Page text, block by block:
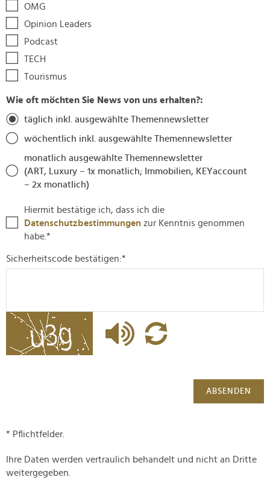
Wir verwenden Cookies, um Inhalte und Anzeigen zu
personalisieren, Funktionen für soziale Medien anbieten
zu können und die Zugriffe auf unsere Website zu
analysieren. Außerdem geben wir Informationen zu Ihrer
Verwendung unserer Website an unsere Partner für
soziale Medien, Werbung und Analysen weiter. Unsere
haben oder die sie im Rahmen Ihrer Nutzung der Dienste
gesammelt haben.
OMG
Opinion Leaders
Podcast
TECH
Tourismus
Wie oft möchten Sie News von uns erhalten?:
täglich inkl. ausgewählte Themennewsletter
wöchentlich inkl. ausgewählte Themennewsletter
monatlich ausgewählte Themennewsletter
(ART, Luxury – 1x monatlich; Immobilien, KEYaccount
– 2x monatlich)
Hiermit bestätige ich, dass ich die
Datenschutzbestimmungen zur Kenntnis genommen
habe.*
Sicherheitscode bestätigen:*
ABSENDEN
* Pflichtfelder.
Ihre Daten werden vertraulich behandelt und nicht an Dritte
weitergegeben.